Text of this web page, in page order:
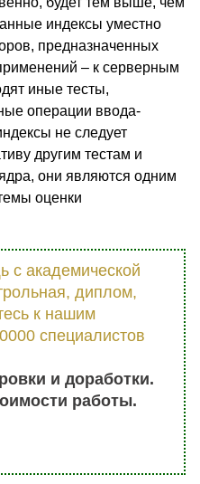
индексы уместно
предназначенных
– к серверным
иные тесты,
операции ввода-
не следует
другим тестам и
они являются одним
оценки
с академической
диплом,
к нашим
специалистов
и доработки.
работы.